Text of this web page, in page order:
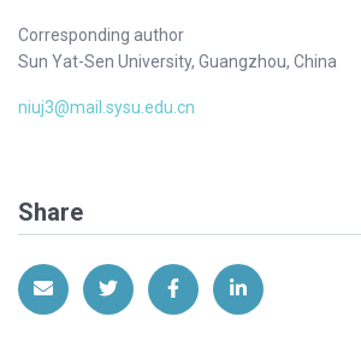
Corresponding author
Sun Yat-Sen University, Guangzhou, China
niuj3@mail.sysu.edu.cn
Share
Share via EmailShare on Twitter
Share on Facebook
Share on